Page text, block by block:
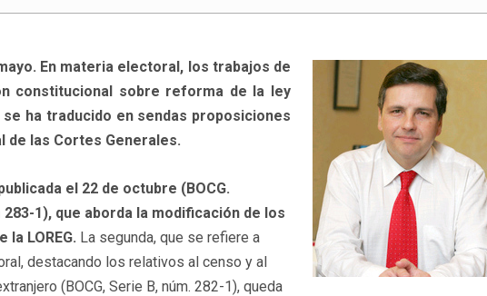
En materia electoral, los trabajos de
constitucional sobre reforma de la ley
ha traducido en sendas proposiciones
de las Cortes Generales.
el 22 de octubre (BOCG.
283-1), que aborda la modificación de los
la LOREG. La segunda, que se refiere a
destacando los relativos al censo y al
(BOCG, Serie B, núm. 282-1), queda